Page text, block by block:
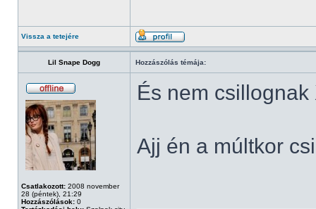
Vissza a tetejére
Lil Snape Dogg Hozzászólás témája:
Csatlakozott: 2008 november
28 (péntek), 21:29
Hozzászólások: 0
És nem csillognak
Ajj én a múltkor